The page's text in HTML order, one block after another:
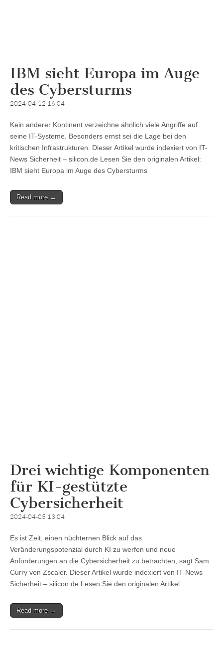
IBM sieht Europa im Auge
des Cybersturms
2024-04-12 16:04
Kein anderer Kontinent verzeichne ähnlich viele Angriffe auf
seine IT-Systeme. Besonders ernst sei die Lage bei den
kritischen Infrastrukturen. Dieser Artikel wurde indexiert von IT-
News Sicherheit – silicon.de Lesen Sie den originalen Artikel:
IBM sieht Europa im Auge des Cybersturms
Read more →
Drei wichtige Komponenten
für KI-gestützte
Cybersicherheit
2024-04-05 13:04
Es ist Zeit, einen nüchternen Blick auf das
Veränderungspotenzial durch KI zu werfen und neue
Anforderungen an die Cybersicherheit zu betrachten, sagt Sam
Curry von Zscaler. Dieser Artikel wurde indexiert von IT-News
Sicherheit – silicon.de Lesen Sie den originalen Artikel:…
Read more →